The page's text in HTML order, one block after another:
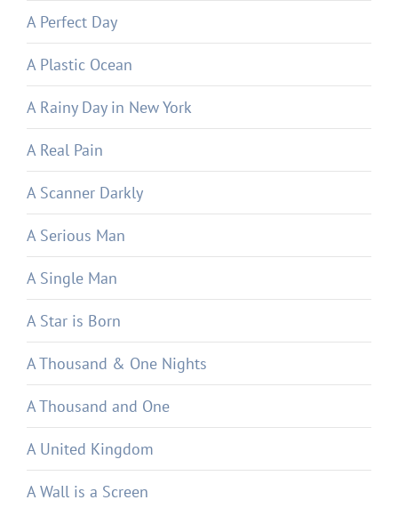
A Perfect Day
A Plastic Ocean
A Rainy Day in New York
A Real Pain
A Scanner Darkly
A Serious Man
A Single Man
A Star is Born
A Thousand & One Nights
A Thousand and One
A United Kingdom
A Wall is a Screen